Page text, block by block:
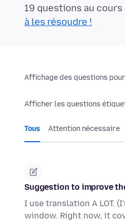
19 questions au cours
à les résoudre !
Affichage des questions
Afficher les questions
Tous Attention nécessaire
Suggestion to improve
I use translation A LOT.
window. Right now, it